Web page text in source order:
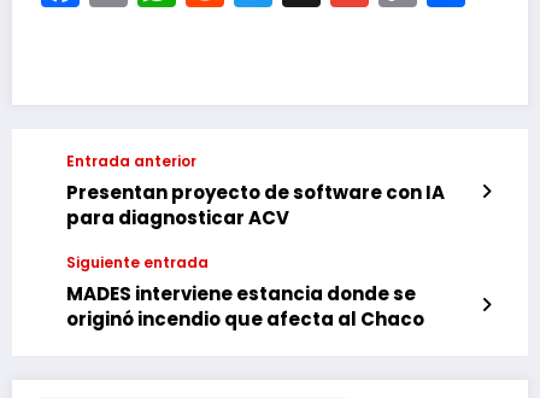
Link
Entrada anterior
Presentan proyecto de software con IA
para diagnosticar ACV
Siguiente entrada
MADES interviene estancia donde se
originó incendio que afecta al Chaco